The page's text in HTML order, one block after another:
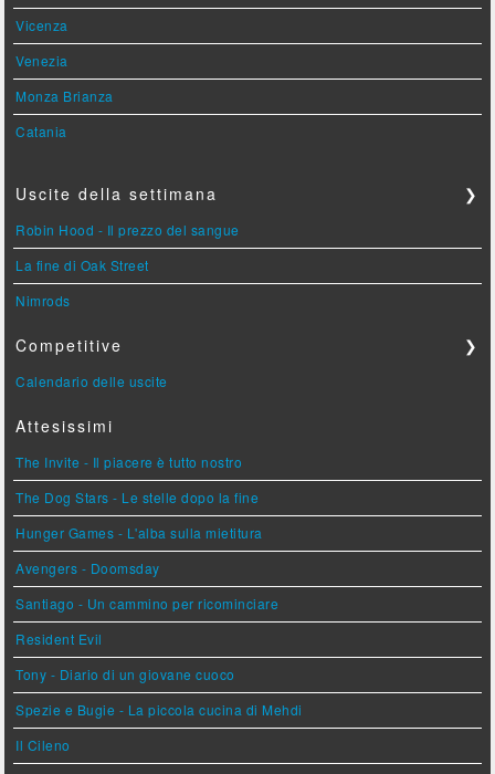
Vicenza
Venezia
Monza Brianza
Catania
Uscite della settimana ❯
Robin Hood - Il prezzo del sangue
La fine di Oak Street
Nimrods
Competitive ❯
Calendario delle uscite
Attesissimi
The Invite - Il piacere è tutto nostro
The Dog Stars - Le stelle dopo la fine
Hunger Games - L'alba sulla mietitura
Avengers - Doomsday
Santiago - Un cammino per ricominciare
Resident Evil
Tony - Diario di un giovane cuoco
Spezie e Bugie - La piccola cucina di Mehdi
Il Cileno